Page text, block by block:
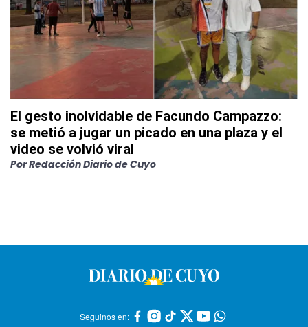
El gesto inolvidable de Facundo Campazzo:
se metió a jugar un picado en una plaza y el
video se volvió viral
PorRedacción Diario de Cuyo
Seguinos en: